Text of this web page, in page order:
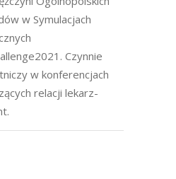
w Symulacjach
Czynnie
w konferencjach
relacji lekarz-